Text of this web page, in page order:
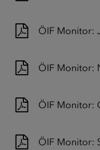
ÖIF Monitor:
ÖIF Monitor:
ÖIF Monitor:
ÖIF Monitor: